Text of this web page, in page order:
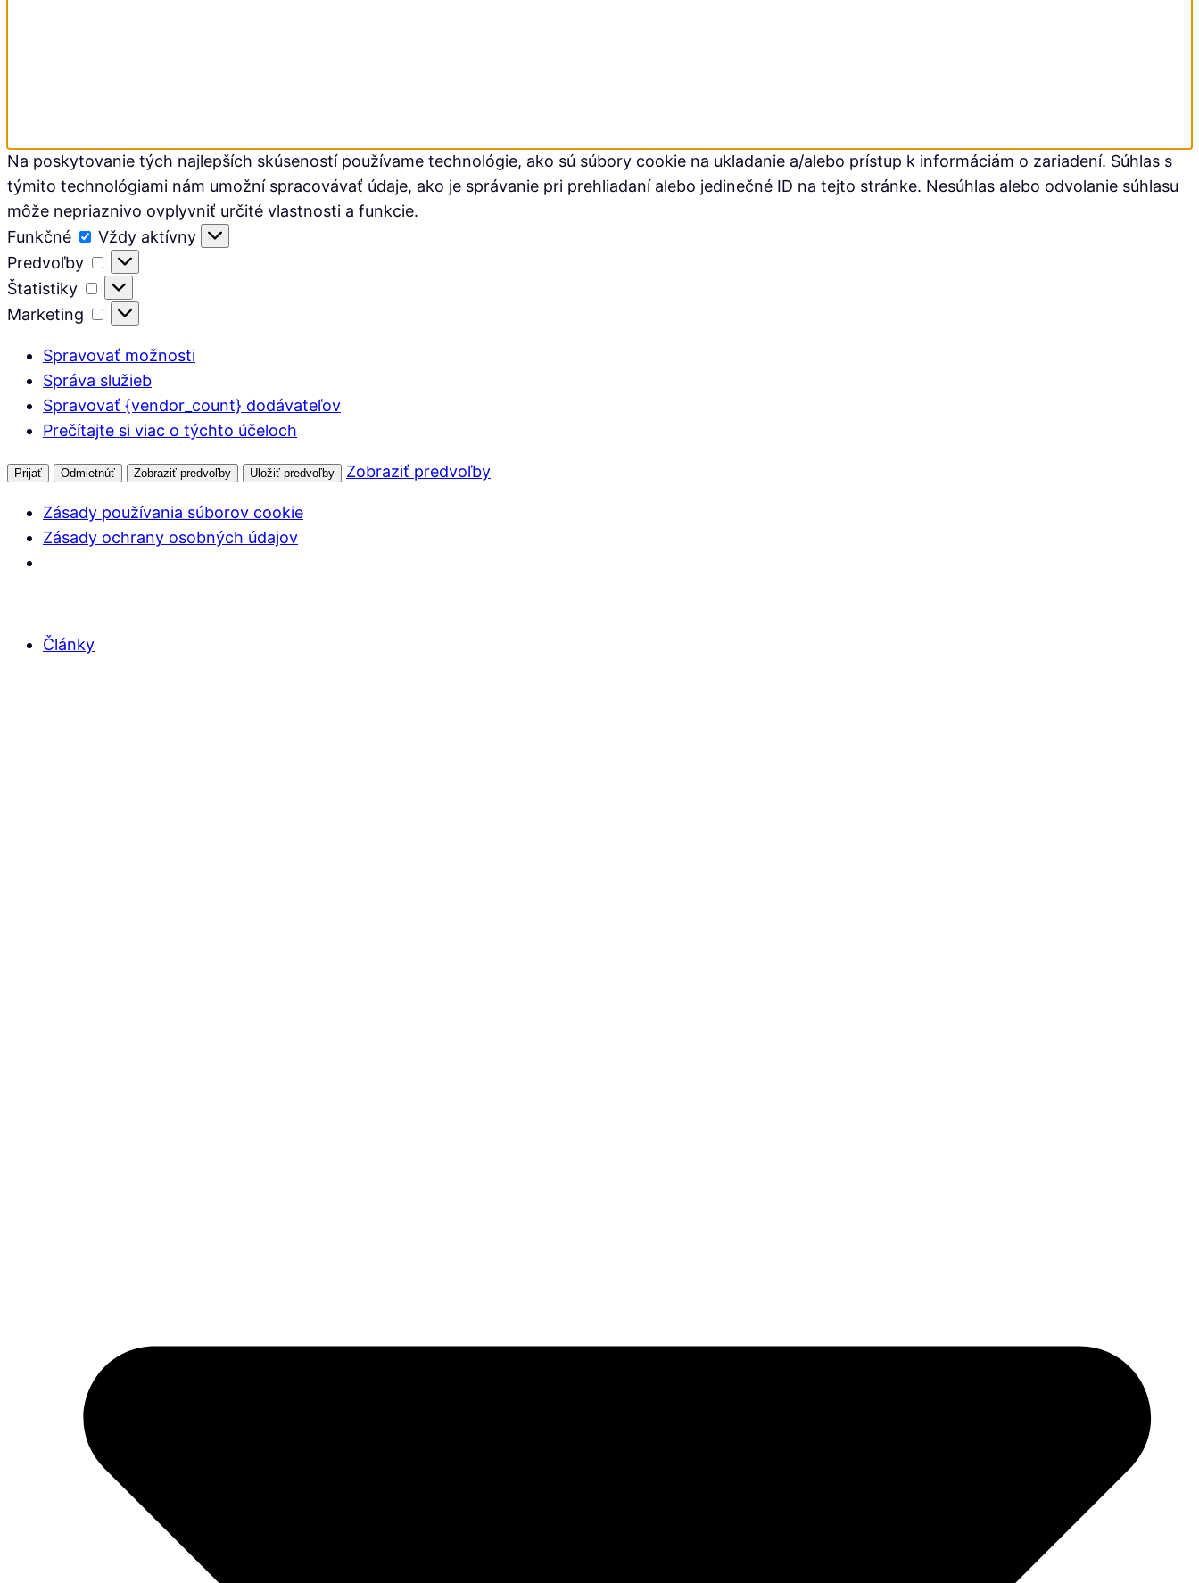
Na poskytovanie tých najlepších skúseností používame technológie, ako sú súbory cookie na ukladanie a/alebo prístup k informáciám o zariadení. Súhlas s
týmito technológiami nám umožní spracovávať údaje, ako je správanie pri prehliadaní alebo jedinečné ID na tejto stránke. Nesúhlas alebo odvolanie súhlasu
môže nepriaznivo ovplyvniť určité vlastnosti a funkcie.
Funkčné
Funkčné
Vždy aktívny
Predvoľby
Predvoľby
Štatistiky
Štatistiky
Marketing
Marketing
Spravovať možnosti
Správa služieb
Spravovať {vendor_count} dodávateľov
Prečítajte si viac o týchto účeloch
Prijať Odmietnúť Zobraziť predvoľby Uložiť predvoľby Zobraziť predvoľby
Zásady používania súborov cookie
Zásady ochrany osobných údajov
Články